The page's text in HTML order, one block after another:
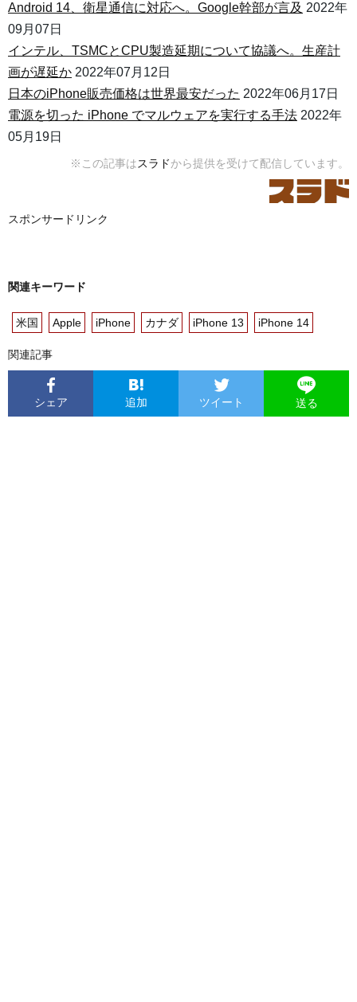
Android 14、衛星通信に対応へ。Google幹部が言及 2022年
09月07日
インテル、TSMCとCPU製造延期について協議へ。生産計
画が遅延か 2022年07月12日
日本のiPhone販売価格は世界最安だった 2022年06月17日
電源を切った iPhone でマルウェアを実行する手法 2022年
05月19日
※この記事はスラドから提供を受けて配信しています。
スポンサードリンク
関連キーワード
米国 Apple iPhone カナダ iPhone 13 iPhone 14
関連記事
シェア 追加 ツイート 送る